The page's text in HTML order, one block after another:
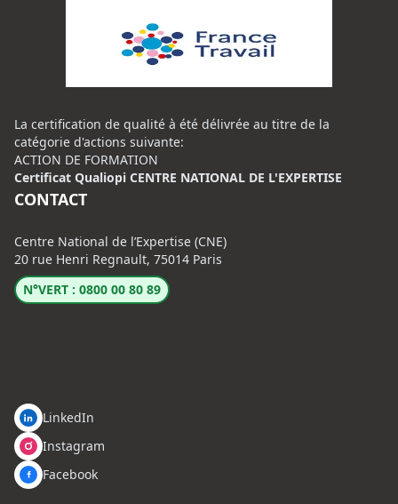
La certification de qualité à été délivrée au titre de la
catégorie d'actions suivante:
ACTION DE FORMATION
Certificat Qualiopi CENTRE NATIONAL DE L'EXPERTISE
CONTACT
Centre National de l’Expertise (CNE)
20 rue Henri Regnault, 75014 Paris
N°VERT : 0800 00 80 89
LinkedIn
Instagram
Facebook